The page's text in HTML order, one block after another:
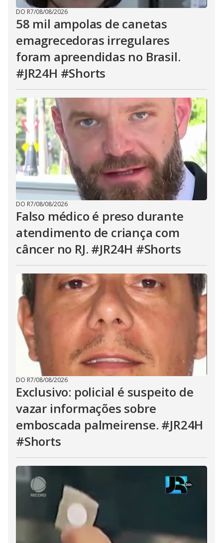
DO R7/08/08/2026
58 mil ampolas de canetas
emagrecedoras irregulares
foram apreendidas no Brasil.
#JR24H #Shorts
DO R7/08/08/2026
Falso médico é preso durante
atendimento de criança com
câncer no RJ. #JR24H #Shorts
DO R7/08/08/2026
Exclusivo: policial é suspeito de
vazar informações sobre
emboscada palmeirense. #JR24H
#Shorts